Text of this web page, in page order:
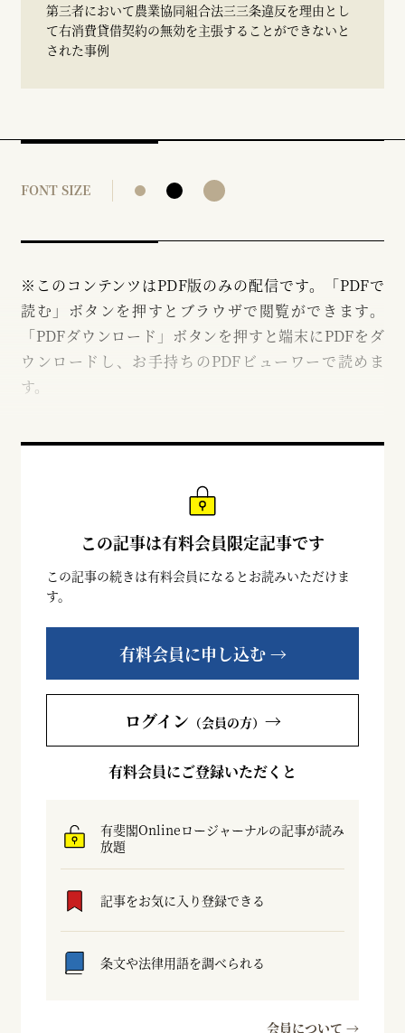
第三者において農業協同組合法三三条違反を理由とし
て右消費貸借契約の無効を主張することができないと
された事例
FONT SIZE
※このコンテンツはPDF版のみの配信です。「PDFで
読む」ボタンを押すとブラウザで閲覧ができます。
「PDFダウンロード」ボタンを押すと端末にPDFをダ
ウンロードし、お手持ちのPDFビューワーで読めま
す。
この記事は有料会員限定記事です
この記事の続きは有料会員になるとお読みいただけま
す。
有料会員に申し込む →
ログイン （会員の方） →
有料会員にご登録いただくと
有斐閣Onlineロージャーナルの記事が読み
放題
記事をお気に入り登録できる
条文や法律用語を調べられる
会員について →